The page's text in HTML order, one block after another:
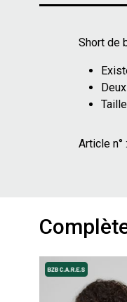
Short de
Article n° :